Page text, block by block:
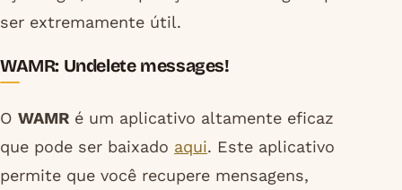
ser extremamente útil.
WAMR: Undelete messages!
O WAMR é um aplicativo altamente eficaz
que pode ser baixado aqui. Este aplicativo
permite que você recupere mensagens,